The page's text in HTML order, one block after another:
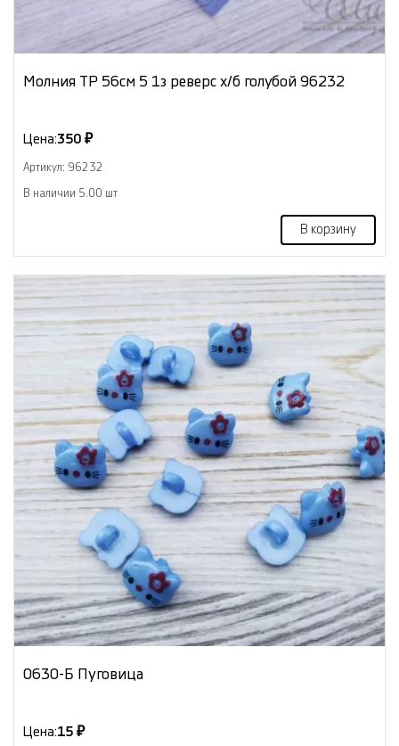
Молния ТР 56см 5 1з реверс х/б голубой 96232
Цена:350 ₽
Артикул: 96232
В наличии 5.00 шт
В корзину
0630-Б Пуговица
Цена:15 ₽